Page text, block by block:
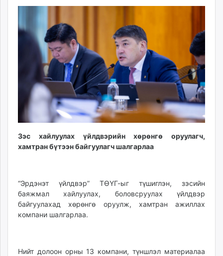
Зэс хайлуулах үйлдвэрийн хөрөнгө оруулагч,
хамтран бүтээн байгуулагч шалгарлаа
“Эрдэнэт үйлдвэр” ТӨҮГ-ыг түшиглэн, зэсийн
баяжмал хайлуулах, боловсруулах үйлдвэр
байгуулахад хөрөнгө оруулж, хамтран ажиллах
компани шалгарлаа.
Нийт долоон орны 13 компани, түншлэл материалаа